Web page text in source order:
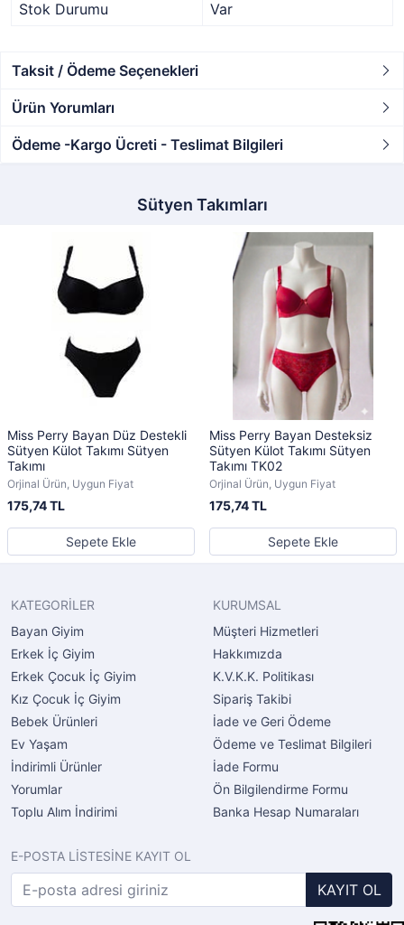
Stok Durumu
Var
Taksit / Ödeme Seçenekleri
Ürün Yorumları
Ödeme -Kargo Ücreti - Teslimat Bilgileri
Sütyen Takımları
Miss Perry Bayan Düz Destekli
Sütyen Külot Takımı Sütyen
Takımı
Orjinal Ürün, Uygun Fiyat
175,74 TL
Sepete Ekle
Miss Perry Bayan Desteksiz
Sütyen Külot Takımı Sütyen
Takımı TK02
Orjinal Ürün, Uygun Fiyat
175,74 TL
Sepete Ekle
KATEGORİLER
Bayan Giyim
Erkek İç Giyim
Erkek Çocuk İç Giyim
Kız Çocuk İç Giyim
Bebek Ürünleri
Ev Yaşam
İndirimli Ürünler
Yorumlar
Toplu Alım İndirimi
KURUMSAL
Müşteri Hizmetleri
Hakkımızda
K.V.K.K. Politikası
Sipariş Takibi
İade ve Geri Ödeme
Ödeme ve Teslimat Bilgileri
İade Formu
Ön Bilgilendirme Formu
Banka Hesap Numaraları
E-POSTA LİSTESİNE KAYIT OL
KAYIT OL